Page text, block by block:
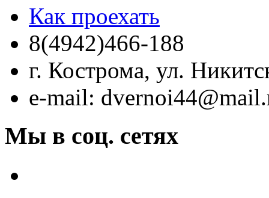
Как проехать
8(4942)466-188
г. Кострома, ул.
e-mail:
Мы в соц. сетях